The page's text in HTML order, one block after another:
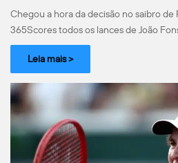
Chegou a hora da decisão no saibro de
365Scores todos os lances de João
Leia mais >